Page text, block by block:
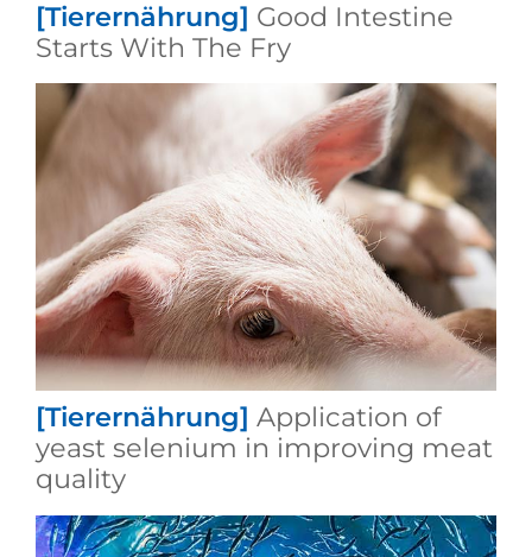
[Tierernährung] Good Intestine
Starts With The Fry
[Tierernährung] Application of
yeast selenium in improving meat
quality